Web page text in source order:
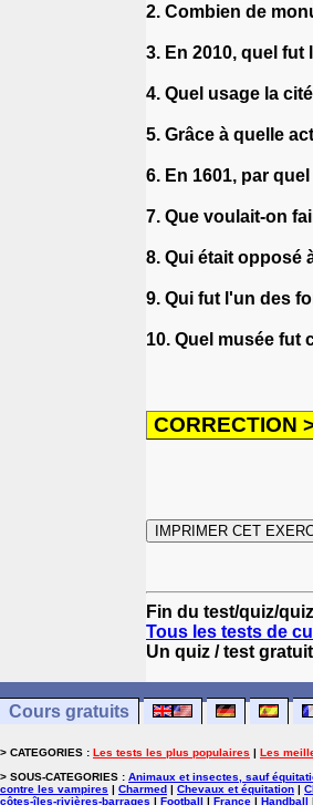
2. Combien de
3. En 2010, quel
4. Quel usage la
5. Grâce à quelle
6. En 1601, par
7. Que voulait-on
8. Qui était opposé
9. Qui fut l'un des
10. Quel musée fut
Fin du test/quiz/
Tous les tests de
Un quiz / test
Cours gratuits
> CATEGORIES : Les tests les plus populaires | Les
> SOUS-CATEGORIES : Animaux et insectes, sauf
contre les vampires | Charmed | Chevaux et équitation |
côtes-îles-rivières-barrages | Football | France | Handball |